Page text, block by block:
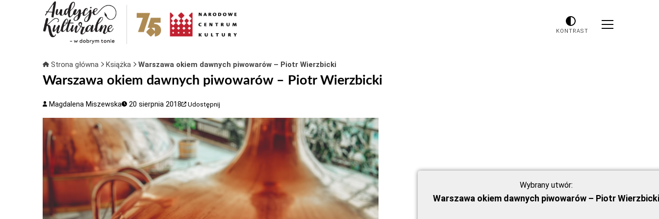
KONTRAST
Strona główna Książka Warszawa okiem dawnych piwowarów – Piotr Wierzbicki
Warszawa okiem dawnych piwowarów – Piotr Wierzbicki
Magdalena Miszewska 20 sierpnia 2018 Udostępnij
Wybrany utwór:
Warszawa okiem dawnych piwowarów – Piotr